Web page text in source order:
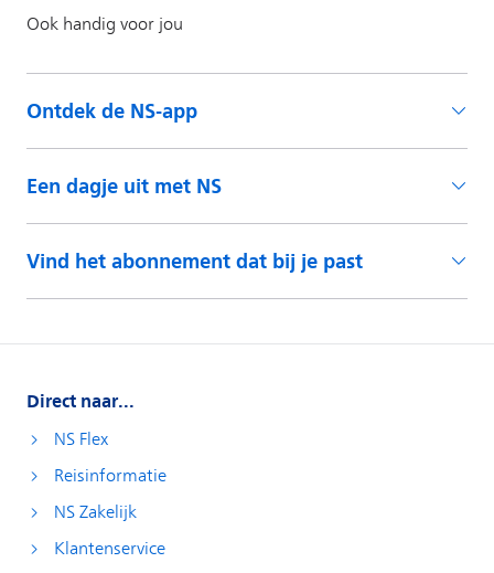
Ontdek de NS-app
Een dagje uit met NS
Vind het abonnement dat bij je past
Direct naar...
NS Flex
Reisinformatie
NS Zakelijk
Klantenservice